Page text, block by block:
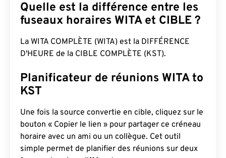
Quelle est la différence entre les
fuseaux horaires WITA et CIBLE ?
La WITA COMPLÈTE (WITA) est la DIFFÉRENCE
D'HEURE de la CIBLE COMPLÈTE (KST).
Planificateur de réunions WITA to
KST
Une fois la source convertie en cible, cliquez sur le
bouton « Copier le lien » pour partager ce créneau
horaire avec un ami ou un collègue. Cet outil
simple permet de planifier des réunions sur deux